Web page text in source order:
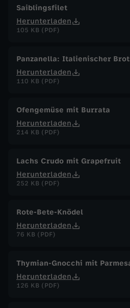
Saiblingsfilet
Herunterladen
105 KB (PDF)
Panzanella: Italienischer
Herunterladen
110 KB (PDF)
Ofengemüse mit Burrata
Herunterladen
214 KB (PDF)
Lachs Crudo mit Grapefruit
Herunterladen
252 KB (PDF)
Rote-Bete-Knödel
Herunterladen
76 KB (PDF)
Thymian-Gnocchi mit
Herunterladen
126 KB (PDF)